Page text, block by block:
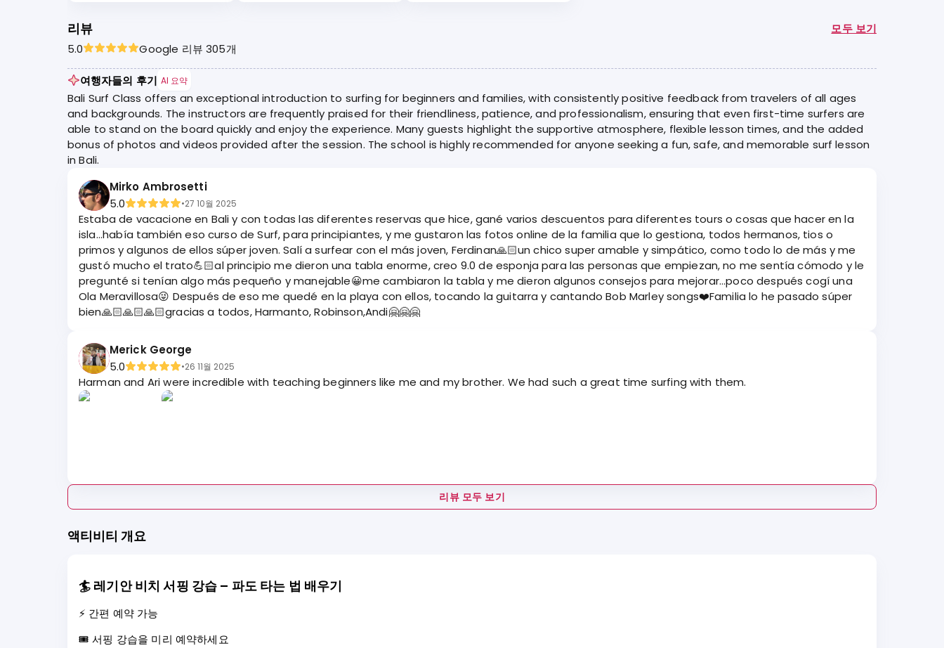
리뷰
모두 보기
5.0
Google 리뷰 305개
여행자들의 후기 AI 요약
Bali Surf Class offers an exceptional introduction to surfing for beginners and families, with consistently positive feedback from travelers of all ages
and backgrounds. The instructors are frequently praised for their friendliness, patience, and professionalism, ensuring that even first-time surfers are
able to stand on the board quickly and enjoy the experience. Many guests highlight the supportive atmosphere, flexible lesson times, and the added
bonus of photos and videos provided after the session. The school is highly recommended for anyone seeking a fun, safe, and memorable surf lesson
in Bali.
Mirko Ambrosetti
5.0
•27 10월 2025
Estaba de vacacione en Bali y con todas las diferentes reservas que hice, gané varios descuentos para diferentes tours o cosas que hacer en la
isla...había también eso curso de Surf, para principiantes, y me gustaron las fotos online de la familia que lo gestiona, todos hermanos, tios o
primos y algunos de ellos súper joven. Salí a surfear con el más joven, Ferdinan🙏🏻un chico super amable y simpático, como todo lo de más y me
gustó mucho el trato💪🏻al principio me dieron una tabla enorme, creo 9.0 de esponja para las personas que empiezan, no me sentía cómodo y le
pregunté si tenían algo más pequeño y manejable😀me cambiaron la tabla y me dieron algunos consejos para mejorar...poco después cogí una
Ola Meravillosa😜 Después de eso me quedé en la playa con ellos, tocando la guitarra y cantando Bob Marley songs❤️Familia lo he pasado súper
bien🙏🏻🙏🏻🙏🏻gracias a todos, Harmanto, Robinson,Andi🤗🤗🤗
Merick George
5.0
•26 11월 2025
Harman and Ari were incredible with teaching beginners like me and my brother. We had such a great time surfing with them.
리뷰 모두 보기
액티비티 개요
🏄 레기안 비치 서핑 강습 – 파도 타는 법 배우기
⚡ 간편 예약 가능
🎟️ 서핑 강습을 미리 예약하세요